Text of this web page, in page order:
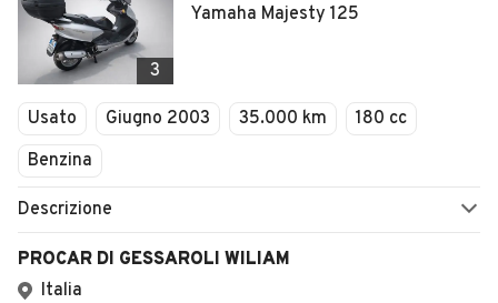
3
Yamaha Majesty 125
Usato Giugno 2003 35.000 km
180 cc
Benzina
Descrizione
PROCAR DI GESSAROLI WILIAM
Italia